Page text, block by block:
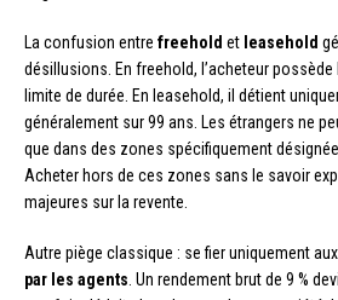
La confusion entre freehold et leasehold
désillusions. En freehold, l’acheteur
limite de durée. En leasehold, il détient
généralement sur 99 ans. Les étrangers ne
que dans des zones spécifiquement
Acheter hors de ces zones sans le savoir
majeures sur la revente.
Autre piège classique : se fier uniquement aux
par les agents . Un rendement brut de 9 %